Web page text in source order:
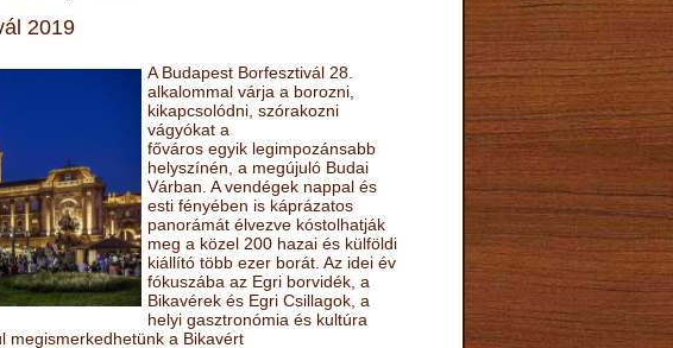
2019
A Budapest Borfesztivál 28.
alkalommal várja a borozni,
kikapcsolódni, szórakozni
vágyókat a
főváros egyik legimpozánsabb
helyszínén, a megújuló Budai
Várban. A vendégek nappal és
esti fényében is káprázatos
panorámát élvezve kóstolhatják
meg a közel 200 hazai és külföldi
kiállító több ezer borát. Az idei év
fókuszába az Egri borvidék, a
Bikavérek és Egri Csillagok, a
helyi gasztronómia és kultúra
megismerkedhetünk a Bikavért